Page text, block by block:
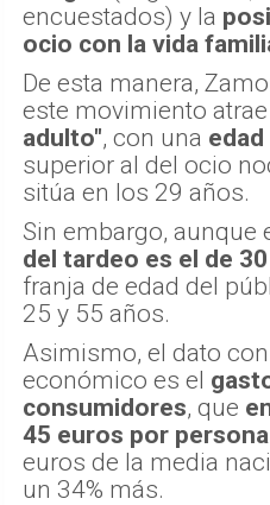
encuestados) y la
ocio con la vida
De esta manera,
este movimiento
adulto", con una
superior al del ocio
sitúa en los 29 años.
Sin embargo, aunque
del tardeo es el de
franja de edad del
25 y 55 años.
Asimismo, el dato
económico es el
consumidores, que
45 euros por persona
euros de la media
un 34% más.